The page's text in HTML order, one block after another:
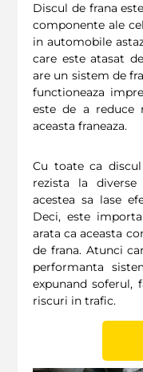
Discul de frana
componente ale
in automobile
care este atasat
are un sistem de
functioneaza
este de a reduce
aceasta franeaza.
Cu toate ca
rezista la
acestea sa lase
Deci, este
arata ca aceasta
de frana. Atunci
performanta
expunand soferul,
riscuri in trafic.